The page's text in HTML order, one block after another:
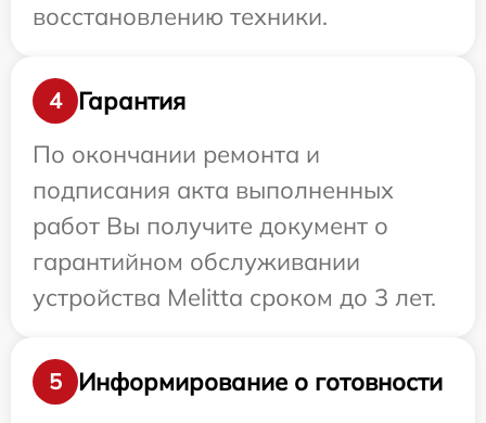
восстановлению техники.
4
Гарантия
По окончании ремонта и
подписания акта выполненных
работ Вы получите документ о
гарантийном обслуживании
устройства Melitta сроком до 3 лет.
5
Информирование о готовности